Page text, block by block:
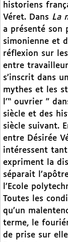
historiens
Véret. Dans La
a présenté son
simonienne et
réflexion sur
entre
s’inscrit dans
mythes et les
l’“ ouvrier ”
siècle et des
siècle suivant.
entre Désirée
intéressent tant
expriment la
séparait
l’Ecole
Toutes les
qu’un
terme, le
de prise sur